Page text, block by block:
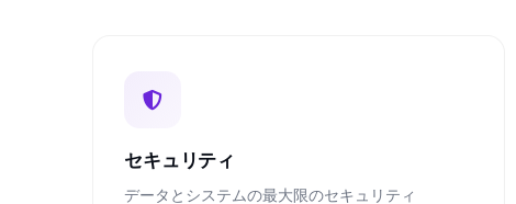
セキュリティ
データとシステムの最大限のセキュリティ